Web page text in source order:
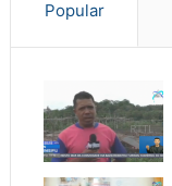
Popular